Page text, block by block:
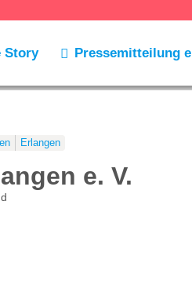
Story Pressemitteilung
Erlangen
e. V.